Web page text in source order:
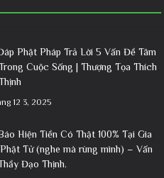
Phật Pháp Trả Lời 5 Vấn Đề Tâm
Cuộc Sống | Thượng Tọa Thích
12 3, 2025
Hiện Tiền Có Thật 100% Tại Gia
Tử (nghe mà rùng mình) – Vấn
Đạo Thịnh.